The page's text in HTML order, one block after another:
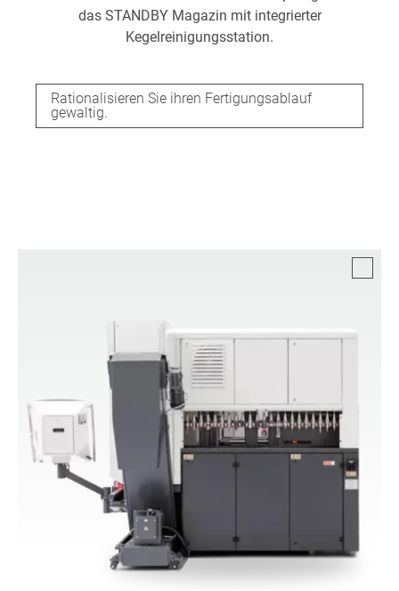
das STANDBY Magazin mit integrierter
Kegelreinigungsstation.
Rationalisieren Sie ihren Fertigungsablauf
gewaltig.